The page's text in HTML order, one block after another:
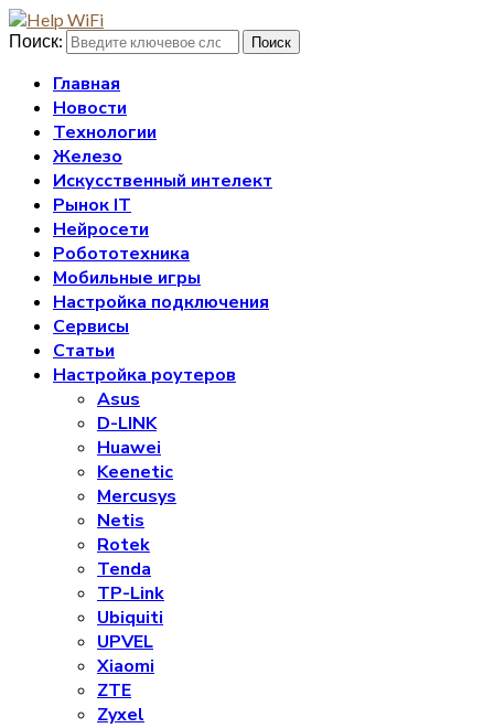
Поиск: Поиск
Главная
Новости
Технологии
Железо
Искусственный интелект
Рынок IT
Нейросети
Робототехника
Мобильные игры
Настройка подключения
Сервисы
Статьи
Настройка роутеров
Asus
D-LINK
Huawei
Keenetic
Mercusys
Netis
Rotek
Tenda
TP-Link
Ubiquiti
UPVEL
Xiaomi
ZTE
Zyxel